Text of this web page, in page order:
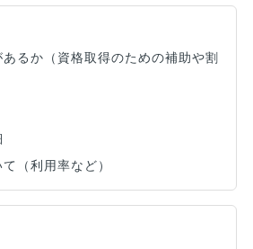
あるか（資格取得のための補助や割
（利用率など）